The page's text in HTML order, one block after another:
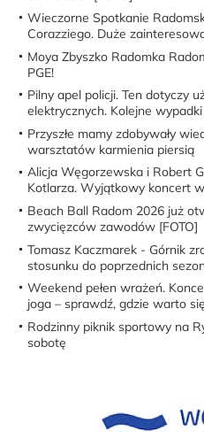
Wieczorne Spotkanie
Corazziego. Duże
Moya Zbyszko Radomka
PGE!
Pilny apel policji. Ten dotyczy
elektrycznych. Kolejne wypadki
Przyszłe mamy zdobywały
warsztatów karmienia piersią
Alicja Węgorzewska i Robert
Kotlarza. Wyjątkowy koncert
Beach Ball Radom 2026 już
zwycięzców zawodów [FOTO]
Tomasz Kaczmarek - Górnik
stosunku do poprzednich
Weekend pełen wrażeń.
joga – sprawdź, gdzie warto
Rodzinny piknik sportowy na
sobotę